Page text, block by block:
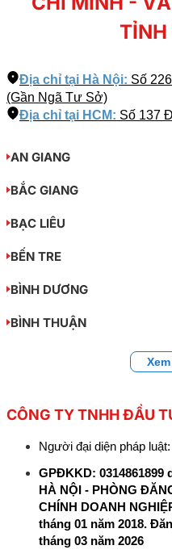
TỈNH
Địa chỉ tại Hà Nội: Số
(Gần Ngã Tư Sở)
Địa chỉ tại HCM: Số 137
AN GIANG
BẮC GIANG
BẠC LIÊU
BẾN TRE
BÌNH DƯƠNG
BÌNH THUẬN
CÔNG TY TNHH ĐẦU
Người đại diện pháp
GPĐKKD: 0314861899
HÀ NỘI - PHÒNG
CHÍNH DOANH
tháng 01 năm 2018.
tháng 03 năm 2026